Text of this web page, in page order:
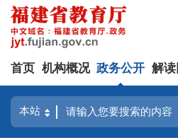
首页 机构概况 政务公开 解